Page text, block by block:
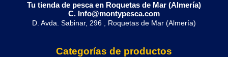
Tu tienda de pesca en Roquetas de Mar (Almería)
C. Info@montypesca.com
D. Avda. Sabinar, 296 , Roquetas de Mar (Almería)
Categorías de productos